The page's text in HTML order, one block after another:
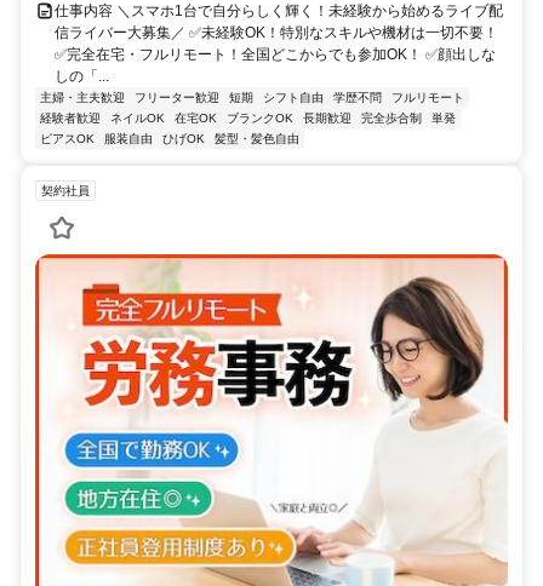
仕事内容 ＼スマホ1台で自分らしく輝く！未経験から始めるライブ配
信ライバー大募集／ ✅未経験OK！特別なスキルや機材は一切不要！
✅完全在宅・フルリモート！全国どこからでも参加OK！ ✅顔出しな
しの「...
主婦・主夫歓迎 フリーター歓迎 短期 シフト自由 学歴不問
フルリモート
経験者歓迎
ネイルOK 在宅OK ブランクOK 長期歓迎 完全歩合制
単発
ピアスOK
服装自由 ひげOK 髪型・髪色自由
契約社員